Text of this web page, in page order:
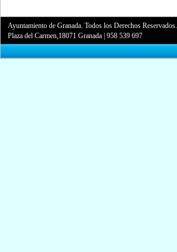
Ayuntamiento de Granada. Todos los Derechos Reservados.
Plaza del Carmen,18071 Granada |958 539 697